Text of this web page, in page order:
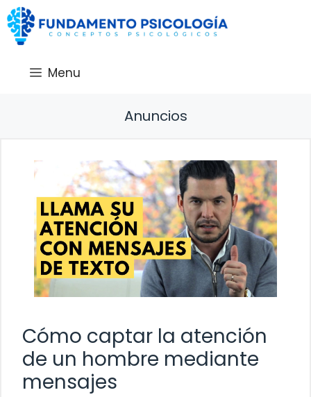
Saltar
al
contenido
Menu
Anuncios
Cómo captar la atención
de un hombre mediante
mensajes